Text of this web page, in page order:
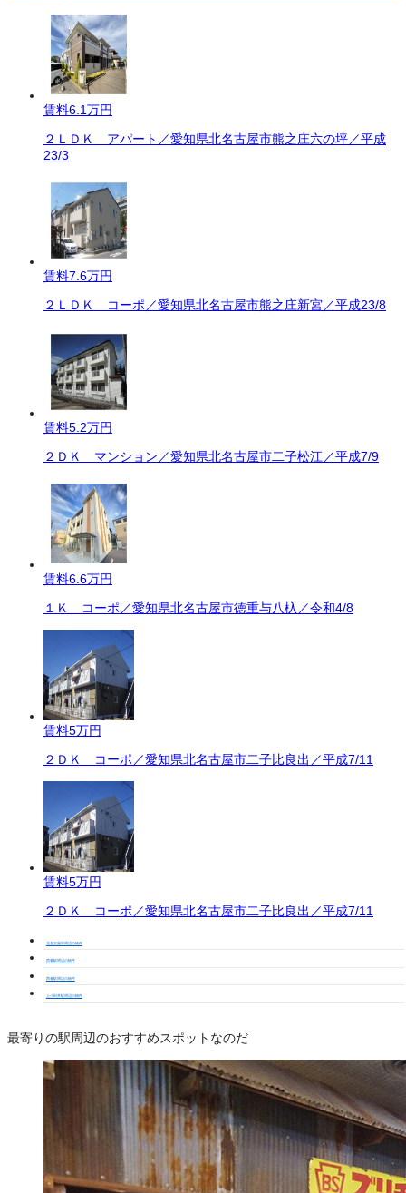
賃料6.1万円
２ＬＤＫ アパート／愛知県北名古屋市熊之庄六の坪／平成
23/3
賃料7.6万円
２ＬＤＫ コーポ／愛知県北名古屋市熊之庄新宮／平成23/8
賃料5.2万円
２ＤＫ マンション／愛知県北名古屋市二子松江／平成7/9
賃料6.6万円
１Ｋ コーポ／愛知県北名古屋市徳重与八杁／令和4/8
賃料5万円
２ＤＫ コーポ／愛知県北名古屋市二子比良出／平成7/11
賃料5万円
２ＤＫ コーポ／愛知県北名古屋市二子比良出／平成7/11
北名古屋市周辺の物件
西春駅周辺の物件
西春駅周辺の物件
上小田井駅周辺の物件
最寄りの駅周辺のおすすめスポットなのだ